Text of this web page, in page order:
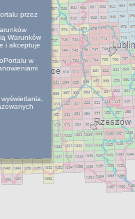
przez
Warunków
i akceptuje
w
i
ustawy o
jakikolwiek
w